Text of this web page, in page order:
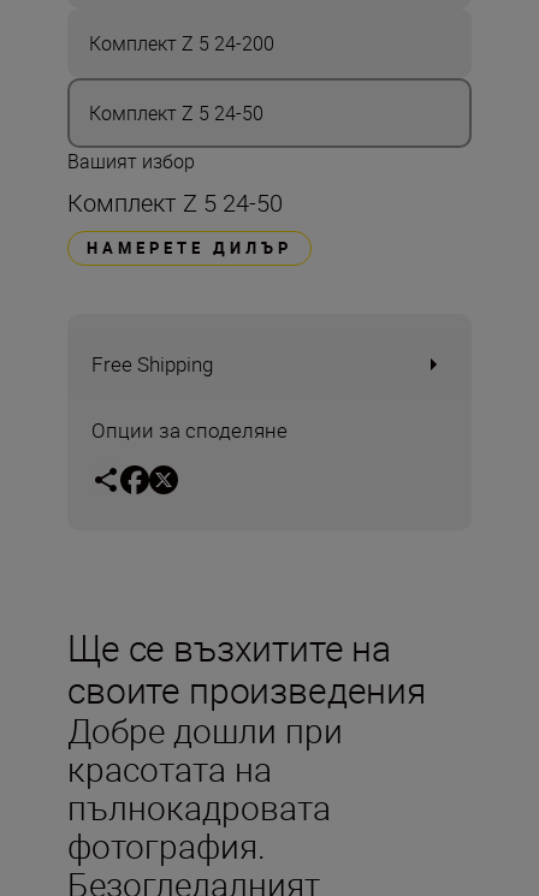
Комплект Z 5 24-200
Комплект Z 5 24-50
Вашият избор
Комплект Z 5 24-50
НАМЕРЕТЕ ДИЛЪР
Free Shipping
Опции за споделяне
Ще се възхитите на
своите произведения
Добре дошли при
красотата на
пълнокадровата
фотография.
Безогледалният